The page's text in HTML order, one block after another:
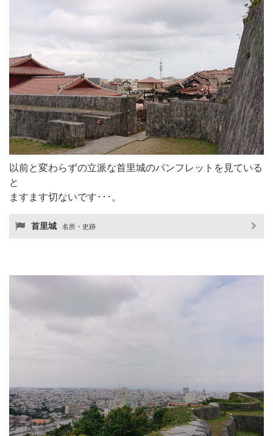
以前と変わらずの立派な首里城のパンフレットを見ている
と
ますます切ないです･･･。
首里城 名所・史跡